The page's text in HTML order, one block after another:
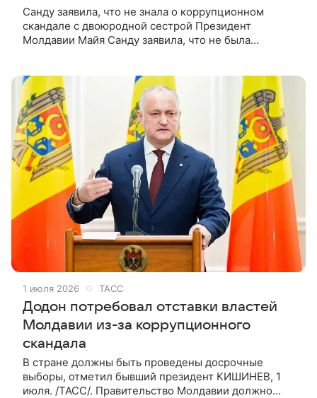
Санду заявила, что не знала о коррупционном
скандале с двоюродной сестрой Президент
Молдавии Майя Санду заявила, что не была
1 июля 2026 ТАСС
Додон потребовал отставки властей
Молдавии из-за коррупционного
скандала
В стране должны быть проведены досрочные
выборы, отметил бывший президент КИШИНЕВ, 1
июля. /ТАСС/. Правительство Молдавии должно